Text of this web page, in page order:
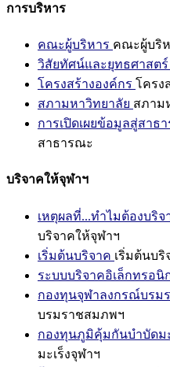
การบริหาร
คณะผู้บริหาร คณะผู้บริ
วิสัยทัศน์และยุทธศาสตร์
โครงสร้างองค์กร โครง
สภามหาวิทยาลัย สภาม
การเปิดเผยข้อมูลสู่สาธ
สาธารณะ
บริจาคให้จุฬาฯ
เหตุผลที่...ทำไมต้องบริจ
บริจาคให้จุฬาฯ
เริ่มต้นบริจาค เริ่มต้นบริ
ระบบบริจาคอิเล็กทรอนิ
กองทุนจุฬาลงกรณ์บรม
บรมราชสมภพฯ
กองทุนภูมิคุ้มกันบำบัดม
มะเร็งจุฬาฯ